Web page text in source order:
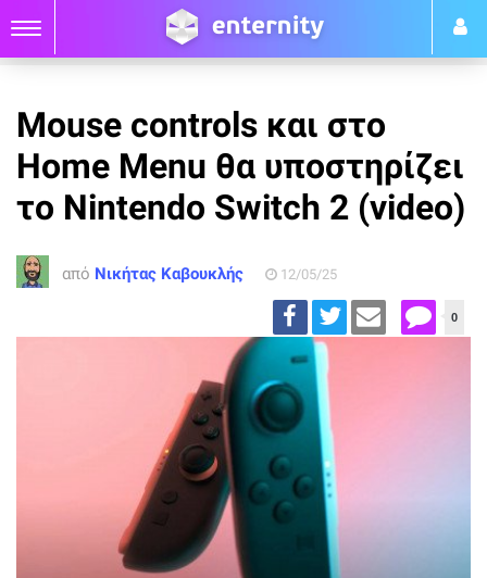
Mouse controls και στο
Home Menu θα υποστηρίζει
το Nintendo Switch 2 (video)
από Νικήτας Καβουκλής 12/05/25
0